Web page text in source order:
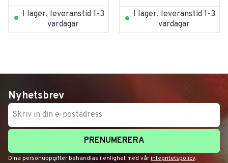
I lager, leveranstid 1-3
vardagar
I lager, leveranstid 1-3
vardagar
Nyhetsbrev
PRENUMERERA
Dina personuppgifter behandlas i enlighet med vår integritetspolicy.